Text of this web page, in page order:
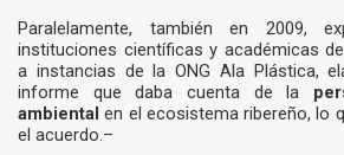
Paralelamente, también en 2009,
instituciones científicas y académicas
a instancias de la ONG Ala Plástica,
informe que daba cuenta de la
ambiental en el ecosistema ribereño, lo
el acuerdo.–